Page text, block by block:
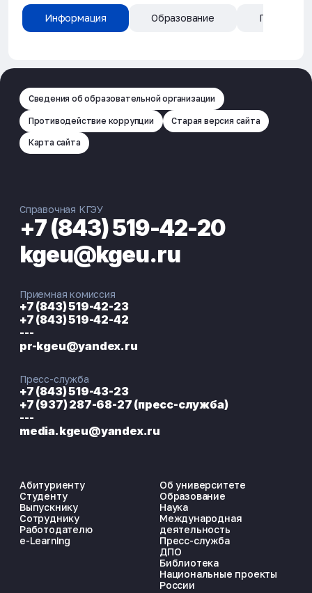
Информация Образование
Сведения об образовательной организации
Противодействие коррупции Старая версия сайта
Карта сайта
Абитуриенту
Студенту
Выпускнику
Сотруднику
Работодателю
e-Learning
Об университете
Образование
Наука
Международная
деятельность
Пресс-служба
ДПО
Библиотека
Национальные проекты
России
Справочная КГЭУ
+7 (843) 519-42-20
kgeu@kgeu.ru
Приемная комиссия
+7 (843) 519-42-23
+7 (843) 519-42-42
---
pr-kgeu@yandex.ru
Пресс-служба
+7 (843) 519-43-23
+7 (937) 287-68-27 (пресс-служба)
---
media.kgeu@yandex.ru